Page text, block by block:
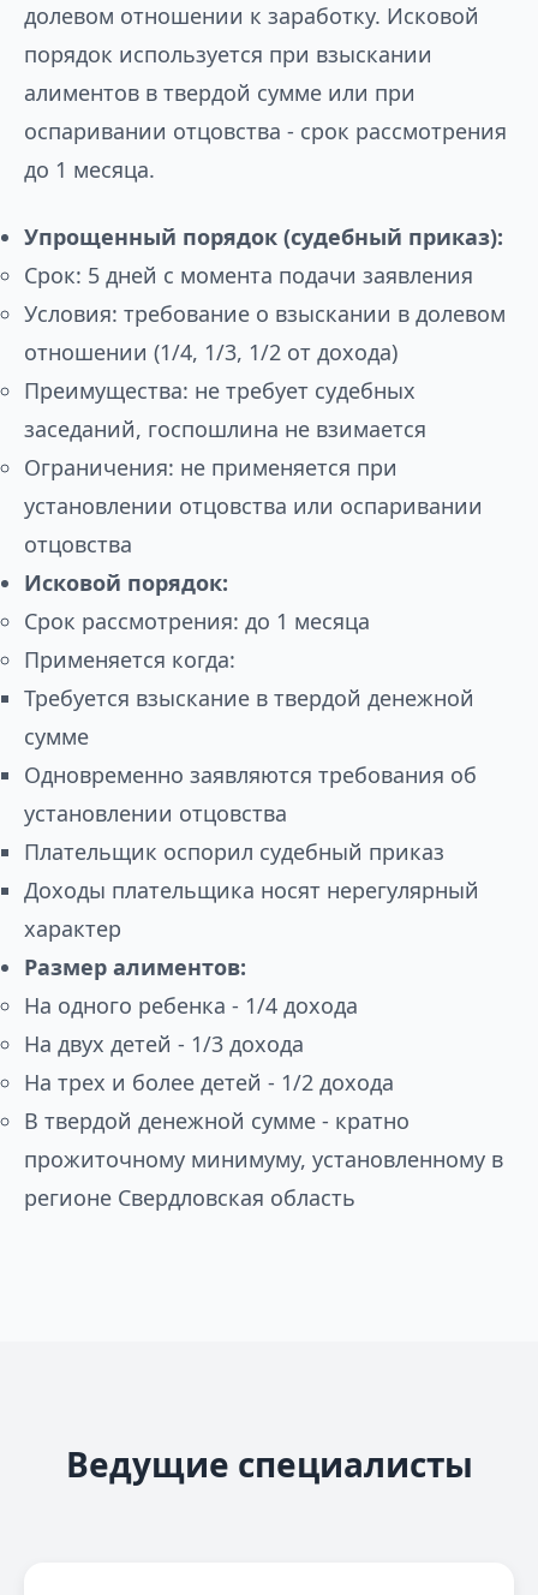
долевом отношении к заработку. Исковой
порядок используется при взыскании
алиментов в твердой сумме или при
оспаривании отцовства - срок рассмотрения
до 1 месяца.
Упрощенный порядок (судебный приказ):
Срок: 5 дней с момента подачи заявления
Условия: требование о взыскании в долевом
отношении (1/4, 1/3, 1/2 от дохода)
Преимущества: не требует судебных
заседаний, госпошлина не взимается
Ограничения: не применяется при
установлении отцовства или оспаривании
отцовства
Исковой порядок:
Срок рассмотрения: до 1 месяца
Применяется когда:
Требуется взыскание в твердой денежной
сумме
Одновременно заявляются требования об
установлении отцовства
Плательщик оспорил судебный приказ
Доходы плательщика носят нерегулярный
характер
Размер алиментов:
На одного ребенка - 1/4 дохода
На двух детей - 1/3 дохода
На трех и более детей - 1/2 дохода
В твердой денежной сумме - кратно
прожиточному минимуму, установленному в
регионе Свердловская область
Ведущие специалисты